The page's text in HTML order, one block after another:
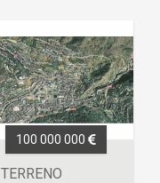
100 000 000
TERRENO